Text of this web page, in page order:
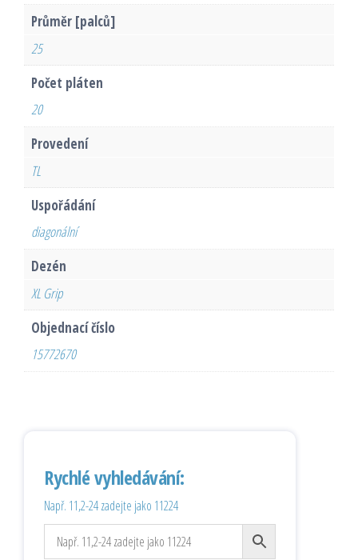
Průměr [palců]
25
Počet pláten
20
Provedení
TL
Uspořádání
diagonální
Dezén
XL Grip
Objednací číslo
15772670
Rychlé vyhledávání:
Např. 11,2-24 zadejte jako 11224